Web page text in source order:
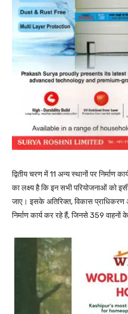
द्वितीय चरण में 11 अन्य स्थानों पर निर्माण
का लक्ष्य है कि इन सभी परियोजनाओं को
जाए। इसके अतिरिक्त, विकास प्राधिकरण
निर्माण कार्य कर रहे हैं, जिनसे 359 वाहनों